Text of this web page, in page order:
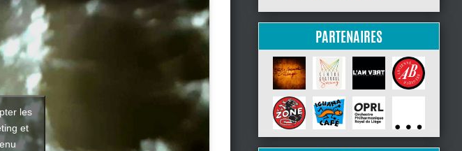
les
et
PARTENAIRES